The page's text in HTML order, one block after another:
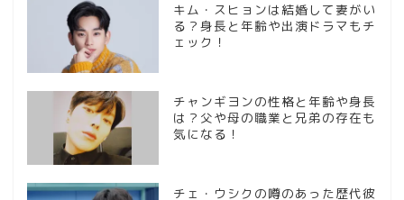
キム・スヒョンは結婚して妻がい
る？身長と年齢や出演ドラマもチ
ェック！
チャンギヨンの性格と年齢や身長
は？父や母の職業と兄弟の存在も
気になる！
チェ・ウシクの噂のあった歴代彼